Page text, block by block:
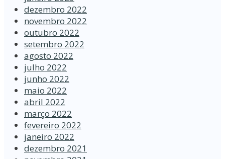
dezembro 2022
novembro 2022
outubro 2022
setembro 2022
agosto 2022
julho 2022
junho 2022
maio 2022
abril 2022
março 2022
fevereiro 2022
janeiro 2022
dezembro 2021